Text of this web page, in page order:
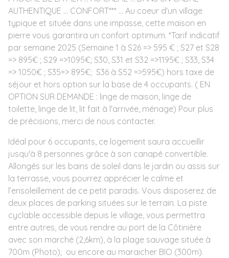
AUTHENTIQUE ... CONFORT*** ... Au coeur d'un village
typique et située dans une impasse, cette maison en
pierre vous garantira un confort optimum. *Tarif indicatif
par semaine 2025 (Semaine 1 à S26 => 595 € ; S27 et S28
=> 895€ ; S29 =>1095€; S30, S31 et S32 =>1195€ ; S33, S34
=> 1050€ ; S35=> 895€; S36 à S52 =>595€) hors taxe de
séjour et hors option sur la base de 4 occupants. ( EN
OPTION SUR DEMANDE : linge de maison, linge de
toilette, linge de lit, lit fait à l'arrivée, ménage) Pour plus
de précisions, merci de nous contacter.
Idéal pour 6 occupants, ce logement saura accueillir
jusqu'à 8 personnes grâce à son canapé convertible.
Allongés sur les bains de soleil dans le jardin ou assis sur
la terrasse, vous pourrez apprécier le calme et
l’ensoleillement de ce petit paradis. Vous disposerez de
deux places de parking situées sur le terrain. La piste
cyclable accessible depuis le village, vous permettra
entre autres, de vous rendre au port de la Côtinière
avec son marché (2,6km), à la plage sauvage située à
700m (Photo); ou encore au maraicher BIO (300m).